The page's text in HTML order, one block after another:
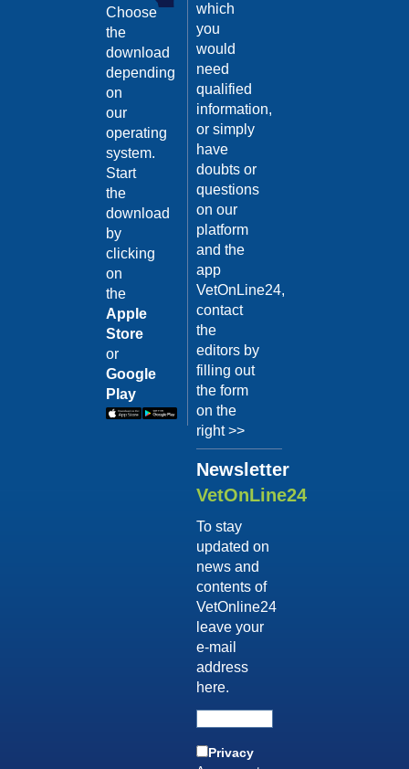
il video
Choose
the
download
depending
on
our
operating
system.
Start
the
download
by
clicking
on
the
Apple
Store
or
Google
Play
which
you
would
need
qualified
information,
or simply
have
doubts or
questions
on our
platform
and the
app
VetOnLine24,
contact
the
editors by
filling out
the form
on the
right >>
Newsletter
VetOnLine24
To stay
updated on
news and
contents of
VetOnline24
leave your
e-mail
address
here.
Privacy